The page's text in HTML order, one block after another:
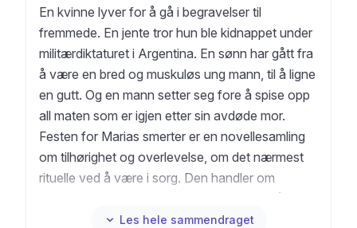
En kvinne lyver for å gå i begravelser til
fremmede. En jente tror hun ble kidnappet under
militærdiktaturet i Argentina. En sønn har gått fra
å være en bred og muskuløs ung mann, til å ligne
en gutt. Og en mann setter seg fore å spise opp
all maten som er igjen etter sin avdøde mor.
Festen for Marias smerter er en novellesamling
om tilhørighet og overlevelse, om det nærmest
rituelle ved å være i sorg. Den handler om
egen lidelse overskygge andres. Og det handler
Les hele sammendraget